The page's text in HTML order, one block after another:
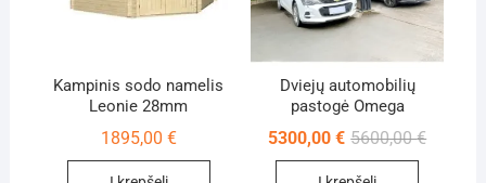
Kampinis sodo namelis
Leonie 28mm
1895,00 €
Dviejų automobilių
pastogė Omega
5600,00€Original
5300,00€
Current